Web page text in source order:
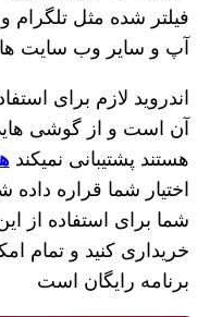
فیلتر شده مثل تلگرام
آپ و سایر وب سایت ها
اندروید لازم برای
آن است و از گوشی هایی
هستند پشتیبانی نمیکند
اختیار شما قراره
شما برای استفاده از
خریداری کنید و تمام
برنامه رایگان است